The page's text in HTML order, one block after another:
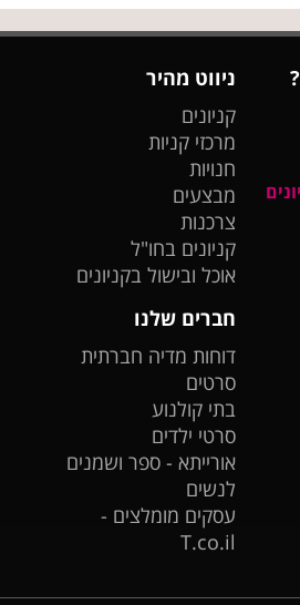
ניווט מהיר
קניונים
מרכזי קניות
חנויות
מבצעים
צרכנות
קניונים בחו"ל
אוכל ובישול בקניונים
חברים שלנו
דוחות מדיה חברתית
סרטים
בתי קולנוע
סרטי ילדים
אורייתא - ספר ושמנים
לנשים
עסקים מומלצים -
T.co.il